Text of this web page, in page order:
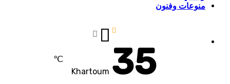
منوعات وفنون
Khartoum 35
℃